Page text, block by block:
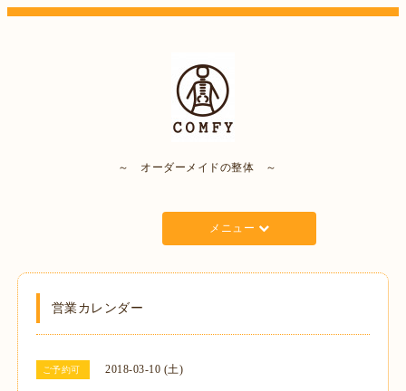
～ オーダーメイドの整体 ～
メニュー
営業カレンダー
ご予約可 2018-03-10 (土)